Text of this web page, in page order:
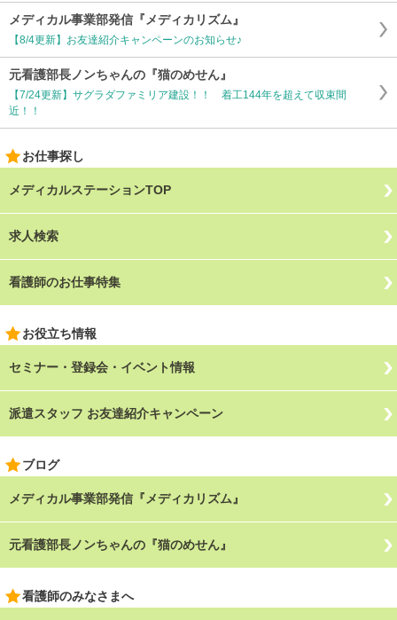
メディカル事業部発信『メディカリズム』
【8/4更新】お友達紹介キャンペーンのお知らせ♪
元看護部長ノンちゃんの『猫のめせん』
【7/24更新】サグラダファミリア建設！！ 着工144年を超えて収束間
近！！
お仕事探し
メディカルステーションTOP
求人検索
看護師のお仕事特集
お役立ち情報
セミナー・登録会・イベント情報
派遣スタッフ お友達紹介キャンペーン
ブログ
メディカル事業部発信『メディカリズム』
元看護部長ノンちゃんの『猫のめせん』
看護師のみなさまへ